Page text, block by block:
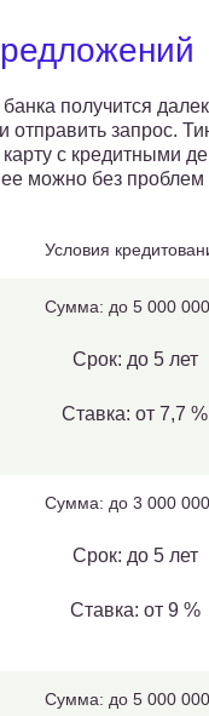
получится
отправить запрос.
с кредитными
можно без
Условия
Сумма: до 5 000
Срок: до 5 лет
Ставка: от 7,7 %
Сумма: до 3 000
Срок: до 5 лет
Ставка: от 9 %
Сумма: до 5 000